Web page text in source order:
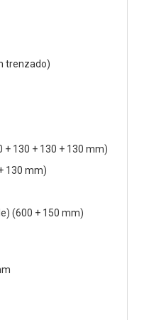
trenzado)
+ 130 + 130 + 130 mm)
130 mm)
(600 + 150 mm)